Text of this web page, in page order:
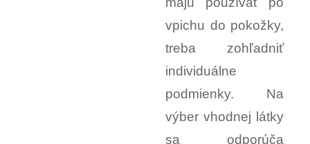
vpichu do pokožky,
treba zohľadniť
individuálne
podmienky. Na
výber vhodnej látky
sa odporúča